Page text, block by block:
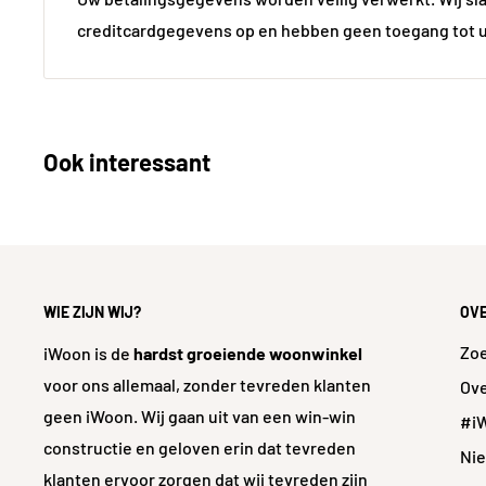
dat de installatie probleemloos verloopt.
Kies voor de Fonteinset Julie van L'Aqua en creëer
Materiaal
Vorm
Diameter Ø afvoergat (in mm)
Gewicht 4.5
Technische aspecten
Bevestigings- /
creditcardgegevens op en hebben geen toegang tot
Ook interessant
WIE ZIJN WIJ?
iWoon is de hardst groeiende woonwinkel
voor ons allemaal, zonder tevreden klanten
geen iWoon. Wij gaan uit van een win-win
constructie en geloven erin dat tevreden
klanten ervoor zorgen dat wij tevreden zijn